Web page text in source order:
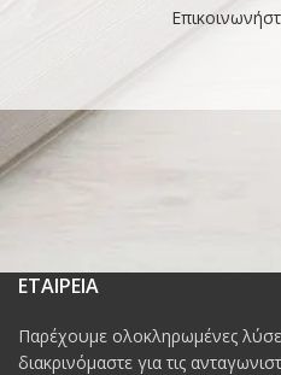
ΕΤΑΙΡΕΙΑ
Παρέχουμε ολοκληρωμένες
διακρινόμαστε για τις